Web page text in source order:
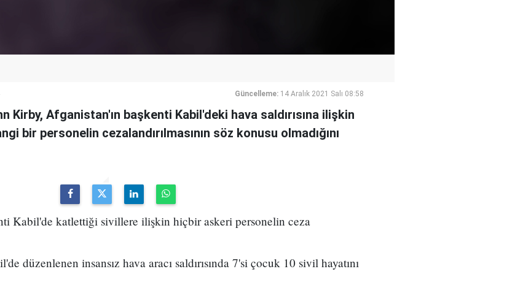
Güncelleme: 14 Aralık 2021 Salı 08:58
Kirby, Afganistan'ın başkenti Kabil'deki hava saldırısına ilişkin
bir personelin cezalandırılmasının söz konusu olmadığını
Kabil'de katlettiği sivillere ilişkin hiçbir askeri personelin ceza
düzenlenen insansız hava aracı saldırısında 7'si çocuk 10 sivil hayatını